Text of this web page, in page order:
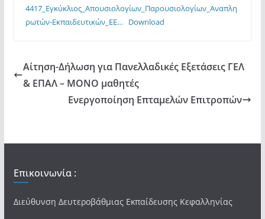
4417_Εγκύκλιος_Απουσιολογίων_Παρουσιολογίων_Αναπλη
ρωτών-Εκπαιδευτικών_ΕΕ…
Download
Αίτηση-Δήλωση για Πανελλαδικές Εξετάσεις ΓΕΛ
& ΕΠΑΛ – ΜΟΝΟ μαθητές
Ενεργοποίηση Επταμελών Επιτροπών
Επικοινωνία :
Διεύθυνση Δευτεροβάθμιας Εκπαίδευσης Κεφαλληνίας